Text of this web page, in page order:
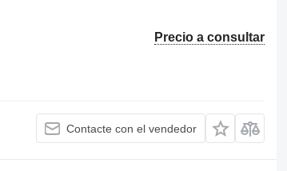
Precio a consultar
Contacte con el vendedor